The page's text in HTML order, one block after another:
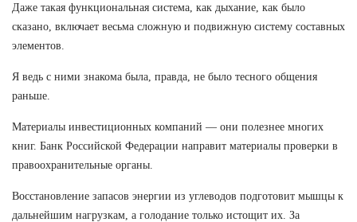
Даже такая функциональная система, как дыхание, как было
сказано, включает весьма сложную и подвижную систему составных
элементов.
Я ведь с ними знакома была, правда, не было тесного общения
раньше.
Материалы инвестиционных компаний — они полезнее многих
книг. Банк Российской Федерации направит материалы проверки в
правоохранительные органы.
Восстановление запасов энергии из углеводов подготовит мышцы к
дальнейшим нагрузкам, а голодание только истощит их. За